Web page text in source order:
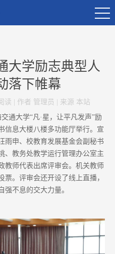
大学励志典型人
落下帷幕
读 | 作者 管理员 | 来源 本站
通大学“凡·星，让平凡发声”励
信息大楼八楼多功能厅举行。宣
雨申、校教育发展基金会副秘书
、教务处教学运行管理办公室主
教师代表出席评审会。机关教师
。评审会还开设了线上直播，
强不息的交大力量。